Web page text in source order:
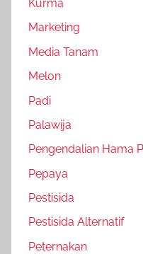
Kurma
Marketing
Media Tanam
Melon
Padi
Palawija
Pengendalian Hama
Pepaya
Pestisida
Pestisida Alternatif
Peternakan